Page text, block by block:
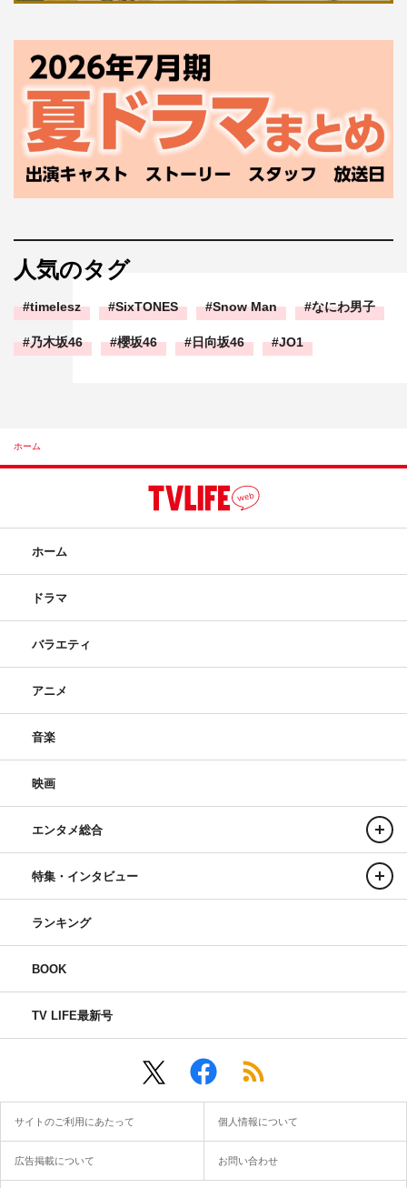
人気のタグ
timelesz SixTONES Snow Man なにわ男子
乃木坂46 櫻坂46 日向坂46 JO1
ホーム
ホーム
ドラマ
バラエティ
アニメ
音楽
映画
エンタメ総合
特集・インタビュー
ランキング
BOOK
TV LIFE最新号
サイトのご利用にあたって 個人情報について
広告掲載について お問い合わせ